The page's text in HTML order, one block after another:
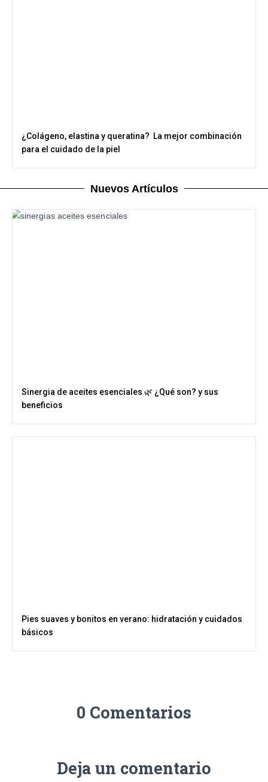
¿Colágeno, elastina y queratina? La mejor combinación
para el cuidado de la piel
Nuevos Artículos
Sinergia de aceites esenciales 🌿 ¿Qué son? y sus
beneficios
Pies suaves y bonitos en verano: hidratación y cuidados
básicos
0 Comentarios
Deja un comentario